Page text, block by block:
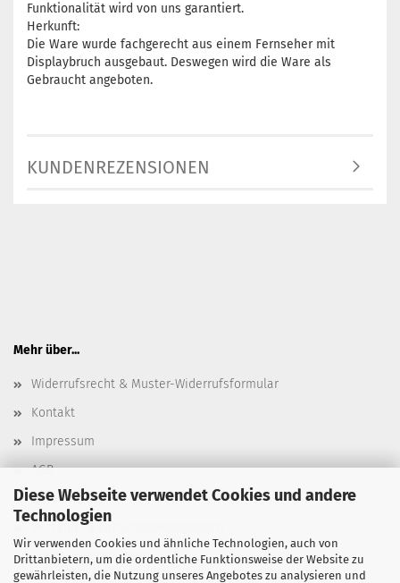
Diese Webseite verwendet Cookies und andere
Technologien
Wir verwenden Cookies und ähnliche Technologien, auch von
Drittanbietern, um die ordentliche Funktionsweise der Website zu
gewährleisten, die Nutzung unseres Angebotes zu analysieren und
Funktionalität wird von uns garantiert.
Herkunft:
Die Ware wurde fachgerecht aus einem Fernseher mit
Displaybruch ausgebaut. Deswegen wird die Ware als
Gebraucht angeboten.
KUNDENREZENSIONEN
Mehr über...
Widerrufsrecht & Muster-Widerrufsformular
Kontakt
Impressum
AGB
Datenschutz
Versand- & Zahlungsbedingungen
Cookie Einstellungen